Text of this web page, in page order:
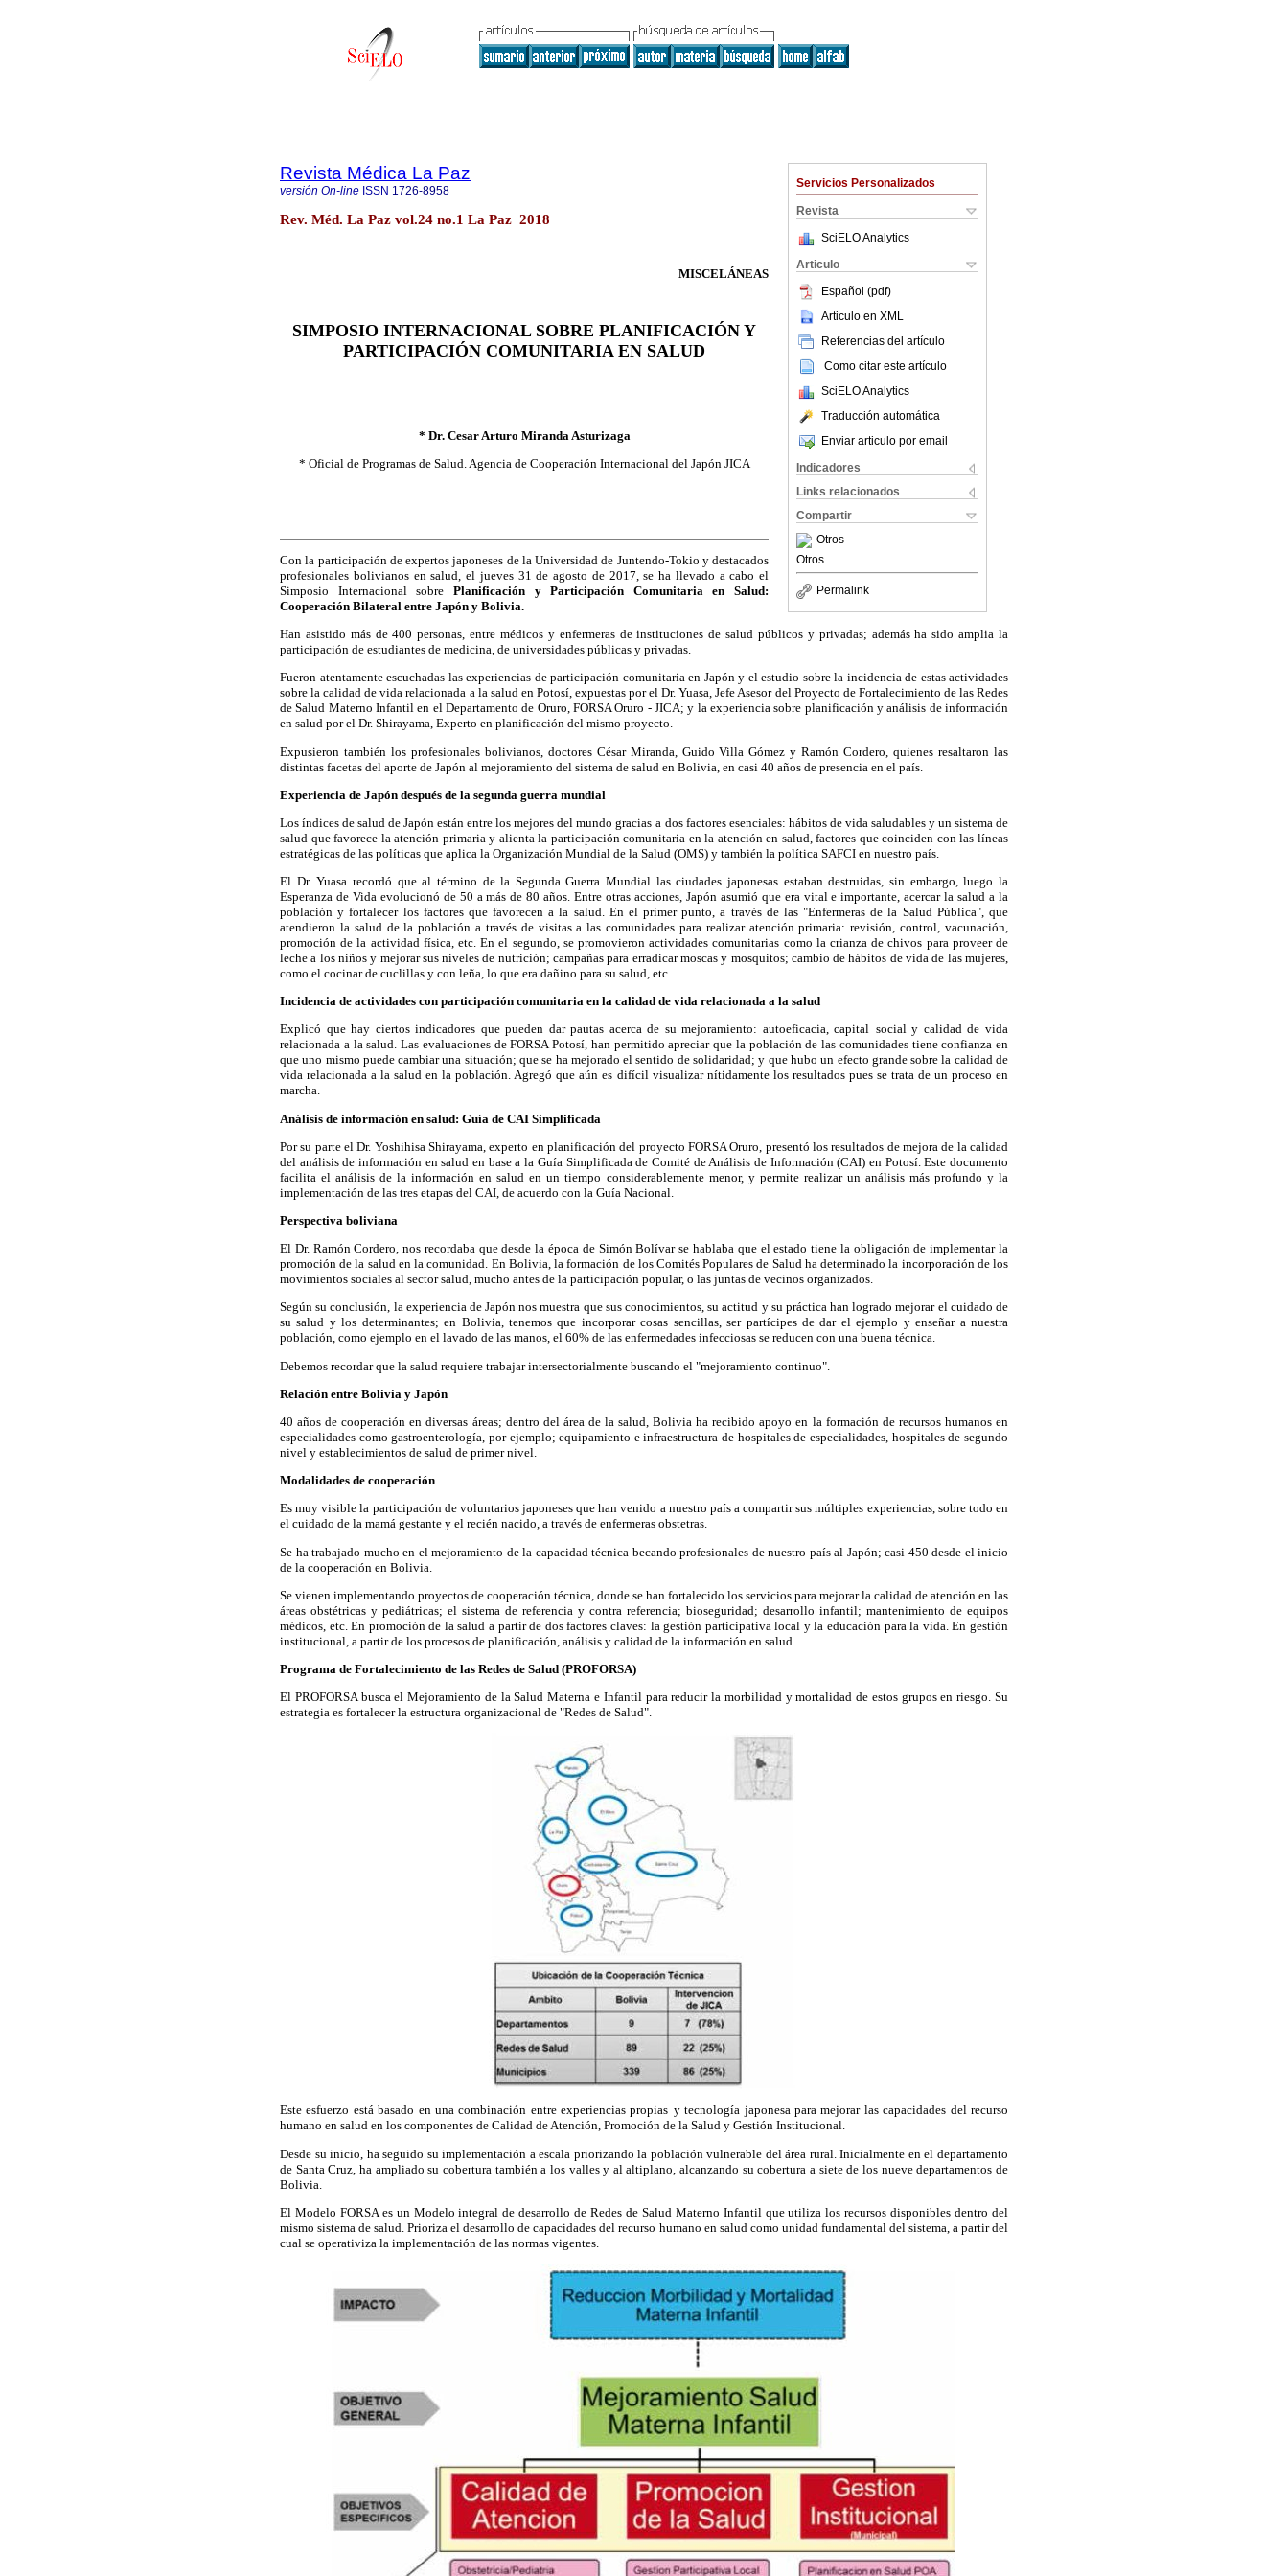
Servicios Personalizados
Revista
SciELO Analytics
Articulo
Español (pdf)
Articulo en XML
Referencias del artículo
Como citar este artículo
SciELO Analytics
Traducción automática
Enviar articulo por email
Indicadores
Links relacionados
Compartir
Otros
Otros
Permalink
Revista Médica La Paz
versión On-line ISSN 1726-8958
Rev. Méd. La Paz vol.24 no.1 La Paz 2018
MISCELÁNEAS
SIMPOSIO INTERNACIONAL SOBRE PLANIFICACIÓN Y
PARTICIPACIÓN COMUNITARIA EN SALUD
* Dr. Cesar Arturo Miranda Asturizaga
* Oficial de Programas de Salud. Agencia de Cooperación Internacional del Japón JICA
Con la participación de expertos japoneses de la Universidad de Juntendo-Tokio y destacados
profesionales bolivianos en salud, el jueves 31 de agosto de 2017, se ha llevado a cabo el
Simposio Internacional sobre Planificación y Participación Comunitaria en Salud:
Cooperación Bilateral entre Japón y Bolivia.
Han asistido más de 400 personas, entre médicos y enfermeras de instituciones de salud públicos y privadas; además ha sido amplia la
participación de estudiantes de medicina, de universidades públicas y privadas.
Fueron atentamente escuchadas las experiencias de participación comunitaria en Japón y el estudio sobre la incidencia de estas actividades
sobre la calidad de vida relacionada a la salud en Potosí, expuestas por el Dr. Yuasa, Jefe Asesor del Proyecto de Fortalecimiento de las Redes
de Salud Materno Infantil en el Departamento de Oruro, FORSA Oruro - JICA; y la experiencia sobre planificación y análisis de información
en salud por el Dr. Shirayama, Experto en planificación del mismo proyecto.
Expusieron también los profesionales bolivianos, doctores César Miranda, Guido Villa Gómez y Ramón Cordero, quienes resaltaron las
distintas facetas del aporte de Japón al mejoramiento del sistema de salud en Bolivia, en casi 40 años de presencia en el país.
Experiencia de Japón después de la segunda guerra mundial
Los índices de salud de Japón están entre los mejores del mundo gracias a dos factores esenciales: hábitos de vida saludables y un sistema de
salud que favorece la atención primaria y alienta la participación comunitaria en la atención en salud, factores que coinciden con las líneas
estratégicas de las políticas que aplica la Organización Mundial de la Salud (OMS) y también la política SAFCI en nuestro país.
El Dr. Yuasa recordó que al término de la Segunda Guerra Mundial las ciudades japonesas estaban destruidas, sin embargo, luego la
Esperanza de Vida evolucionó de 50 a más de 80 años. Entre otras acciones, Japón asumió que era vital e importante, acercar la salud a la
población y fortalecer los factores que favorecen a la salud. En el primer punto, a través de las "Enfermeras de la Salud Pública", que
atendieron la salud de la población a través de visitas a las comunidades para realizar atención primaria: revisión, control, vacunación,
promoción de la actividad física, etc. En el segundo, se promovieron actividades comunitarias como la crianza de chivos para proveer de
leche a los niños y mejorar sus niveles de nutrición; campañas para erradicar moscas y mosquitos; cambio de hábitos de vida de las mujeres,
como el cocinar de cuclillas y con leña, lo que era dañino para su salud, etc.
Incidencia de actividades con participación comunitaria en la calidad de vida relacionada a la salud
Explicó que hay ciertos indicadores que pueden dar pautas acerca de su mejoramiento: autoeficacia, capital social y calidad de vida
relacionada a la salud. Las evaluaciones de FORSA Potosí, han permitido apreciar que la población de las comunidades tiene confianza en
que uno mismo puede cambiar una situación; que se ha mejorado el sentido de solidaridad; y que hubo un efecto grande sobre la calidad de
vida relacionada a la salud en la población. Agregó que aún es difícil visualizar nítidamente los resultados pues se trata de un proceso en
marcha.
Análisis de información en salud: Guía de CAI Simplificada
Por su parte el Dr. Yoshihisa Shirayama, experto en planificación del proyecto FORSA Oruro, presentó los resultados de mejora de la calidad
del análisis de información en salud en base a la Guía Simplificada de Comité de Análisis de Información (CAI) en Potosí. Este documento
facilita el análisis de la información en salud en un tiempo considerablemente menor, y permite realizar un análisis más profundo y la
implementación de las tres etapas del CAI, de acuerdo con la Guía Nacional.
Perspectiva boliviana
El Dr. Ramón Cordero, nos recordaba que desde la época de Simón Bolívar se hablaba que el estado tiene la obligación de implementar la
promoción de la salud en la comunidad. En Bolivia, la formación de los Comités Populares de Salud ha determinado la incorporación de los
movimientos sociales al sector salud, mucho antes de la participación popular, o las juntas de vecinos organizados.
Según su conclusión, la experiencia de Japón nos muestra que sus conocimientos, su actitud y su práctica han logrado mejorar el cuidado de
su salud y los determinantes; en Bolivia, tenemos que incorporar cosas sencillas, ser partícipes de dar el ejemplo y enseñar a nuestra
población, como ejemplo en el lavado de las manos, el 60% de las enfermedades infecciosas se reducen con una buena técnica.
Debemos recordar que la salud requiere trabajar intersectorialmente buscando el "mejoramiento continuo".
Relación entre Bolivia y Japón
40 años de cooperación en diversas áreas; dentro del área de la salud, Bolivia ha recibido apoyo en la formación de recursos humanos en
especialidades como gastroenterología, por ejemplo; equipamiento e infraestructura de hospitales de especialidades, hospitales de segundo
nivel y establecimientos de salud de primer nivel.
Modalidades de cooperación
Es muy visible la participación de voluntarios japoneses que han venido a nuestro país a compartir sus múltiples experiencias, sobre todo en
el cuidado de la mamá gestante y el recién nacido, a través de enfermeras obstetras.
Se ha trabajado mucho en el mejoramiento de la capacidad técnica becando profesionales de nuestro país al Japón; casi 450 desde el inicio
de la cooperación en Bolivia.
Se vienen implementando proyectos de cooperación técnica, donde se han fortalecido los servicios para mejorar la calidad de atención en las
áreas obstétricas y pediátricas; el sistema de referencia y contra referencia; bioseguridad; desarrollo infantil; mantenimiento de equipos
médicos, etc. En promoción de la salud a partir de dos factores claves: la gestión participativa local y la educación para la vida. En gestión
institucional, a partir de los procesos de planificación, análisis y calidad de la información en salud.
Programa de Fortalecimiento de las Redes de Salud (PROFORSA)
El PROFORSA busca el Mejoramiento de la Salud Materna e Infantil para reducir la morbilidad y mortalidad de estos grupos en riesgo. Su
estrategia es fortalecer la estructura organizacional de "Redes de Salud".
Este esfuerzo está basado en una combinación entre experiencias propias y tecnología japonesa para mejorar las capacidades del recurso
humano en salud en los componentes de Calidad de Atención, Promoción de la Salud y Gestión Institucional.
Desde su inicio, ha seguido su implementación a escala priorizando la población vulnerable del área rural. Inicialmente en el departamento
de Santa Cruz, ha ampliado su cobertura también a los valles y al altiplano, alcanzando su cobertura a siete de los nueve departamentos de
Bolivia.
El Modelo FORSA es un Modelo integral de desarrollo de Redes de Salud Materno Infantil que utiliza los recursos disponibles dentro del
mismo sistema de salud. Prioriza el desarrollo de capacidades del recurso humano en salud como unidad fundamental del sistema, a partir del
cual se operativiza la implementación de las normas vigentes.